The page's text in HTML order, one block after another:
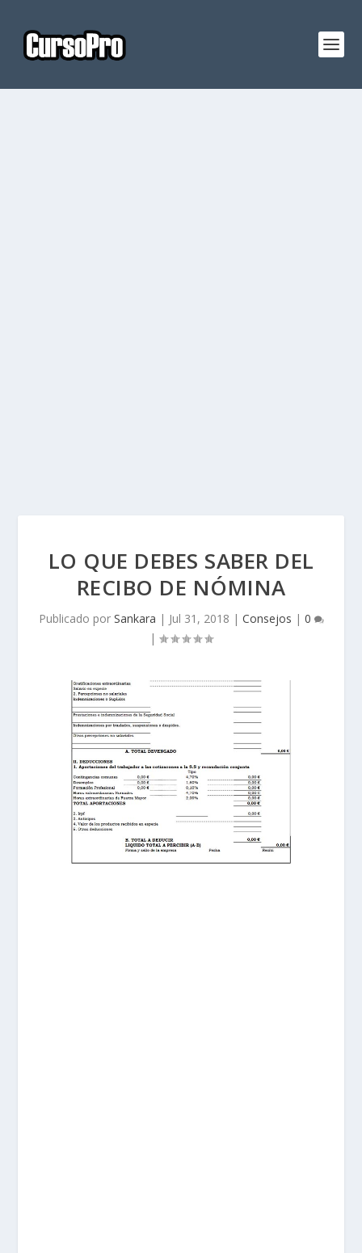
LO QUE DEBES SABER DEL
RECIBO DE NÓMINA
Publicado por Sankara | Jul 31, 2018 | Consejos | 0
|